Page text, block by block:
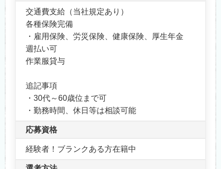
交通費支給（当社規定あり）
各種保険完備
・雇用保険、労災保険、健康保険、厚生年金
週払い可
作業服貸与
追記事項
・30代～60歳位まで可
・勤務時間、休日等は相談可能
応募資格
経験者！ブランクある方在籍中